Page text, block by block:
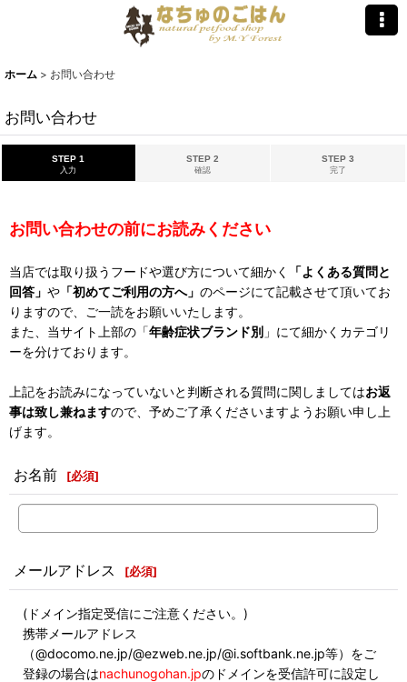
ホーム > お問い合わせ
お問い合わせ
STEP 1
入力
STEP 2
確認
STEP 3
完了
お問い合わせの前にお読みください
当店では取り扱うフードや選び方について細かく
「よくある質問と
回答」 や 「初めてご利用の方へ」 のページにて記載させて頂いてお
りますので、ご一読をお願いいたします。
また、当サイト上部の「年齢症状ブランド別 」にて細かくカテゴリ
ーを分けております。
上記をお読みになっていないと判断される質問に関しましてはお返
事は致し兼ねますので、予めご了承くださいますようお願い申し上
げます。
お名前 [必須]
メールアドレス [必須]
(ドメイン指定受信にご注意ください。)
携帯メールアドレス
（@docomo.ne.jp/@ezweb.ne.jp/@i.softbank.ne.jp等）をご
登録の場合はnachunogohan.jpのドメインを受信許可に設定し